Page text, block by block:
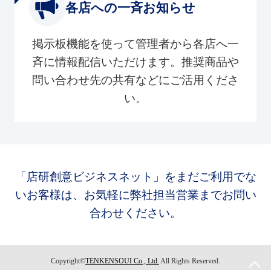
各店への一斉お知らせ
掲示板機能を使って管理者から各店へ一
斉に情報配信いただけます。推奨商品や
問い合わせ先の共有などにご活用くださ
い。
「店研創意ビジネスネット」をまだご利用でな
いお客様は、お気軽に弊社担当営業までお問い
合わせください。
Copyright©TENKENSOUI Co., Ltd. All Rights Reserved.